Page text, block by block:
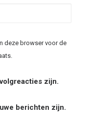
deze browser voor de
zijn.
berichten zijn.